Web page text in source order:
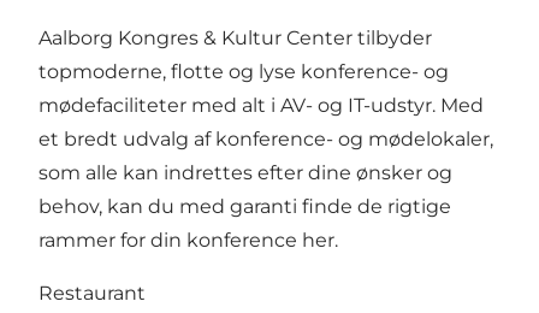
Aalborg Kongres & Kultur Center tilbyder
topmoderne, flotte og lyse konference- og
mødefaciliteter med alt i AV- og IT-udstyr. Med
et bredt udvalg af konference- og mødelokaler,
som alle kan indrettes efter dine ønsker og
behov, kan du med garanti finde de rigtige
rammer for din konference her.
Restaurant